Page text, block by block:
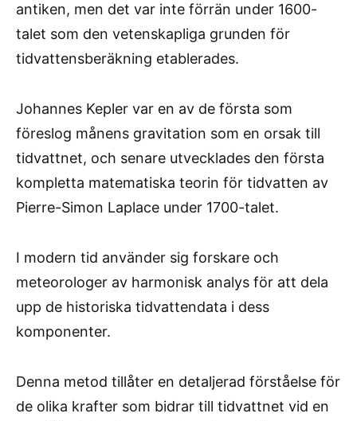
antiken, men det var inte förrän under 1600-
talet som den vetenskapliga grunden för
tidvattensberäkning etablerades.
Johannes Kepler var en av de första som
föreslog månens gravitation som en orsak till
tidvattnet, och senare utvecklades den första
kompletta matematiska teorin för tidvatten av
Pierre-Simon Laplace under 1700-talet.
I modern tid använder sig forskare och
meteorologer av harmonisk analys för att dela
upp de historiska tidvattendata i dess
komponenter.
Denna metod tillåter en detaljerad förståelse för
de olika krafter som bidrar till tidvattnet vid en